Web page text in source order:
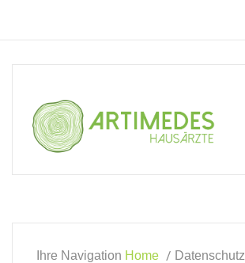
Ihre Navigation Home Datenschutz